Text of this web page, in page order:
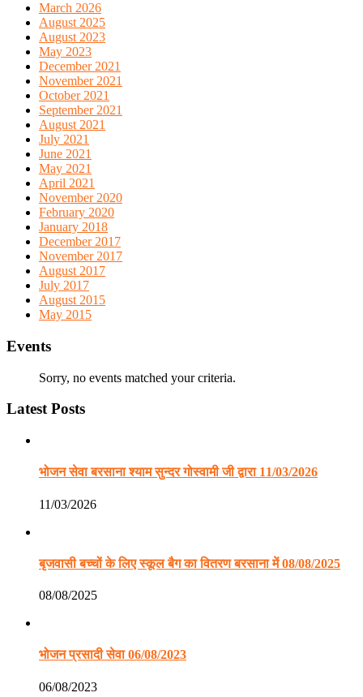
March 2026
August 2025
August 2023
May 2023
December 2021
November 2021
October 2021
September 2021
August 2021
July 2021
June 2021
May 2021
April 2021
November 2020
February 2020
January 2018
December 2017
November 2017
August 2017
July 2017
August 2015
May 2015
Events
Sorry, no events matched your criteria.
Latest Posts
भोजन सेवा बरसाना श्याम सुन्दर गोस्वामी जी द्वारा 11/03/2026
11/03/2026
बृजवासी बच्चों के लिए स्कूल बैग का वितरण बरसाना में 08/08/2025
08/08/2025
भोजन प्रसादी सेवा 06/08/2023
06/08/2023